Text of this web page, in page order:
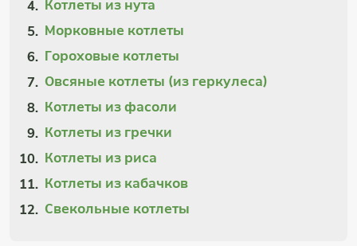
Котлеты из нута
Морковные котлеты
Гороховые котлеты
Овсяные котлеты (из геркулеса)
Котлеты из фасоли
Котлеты из гречки
Котлеты из риса
Котлеты из кабачков
Свекольные котлеты